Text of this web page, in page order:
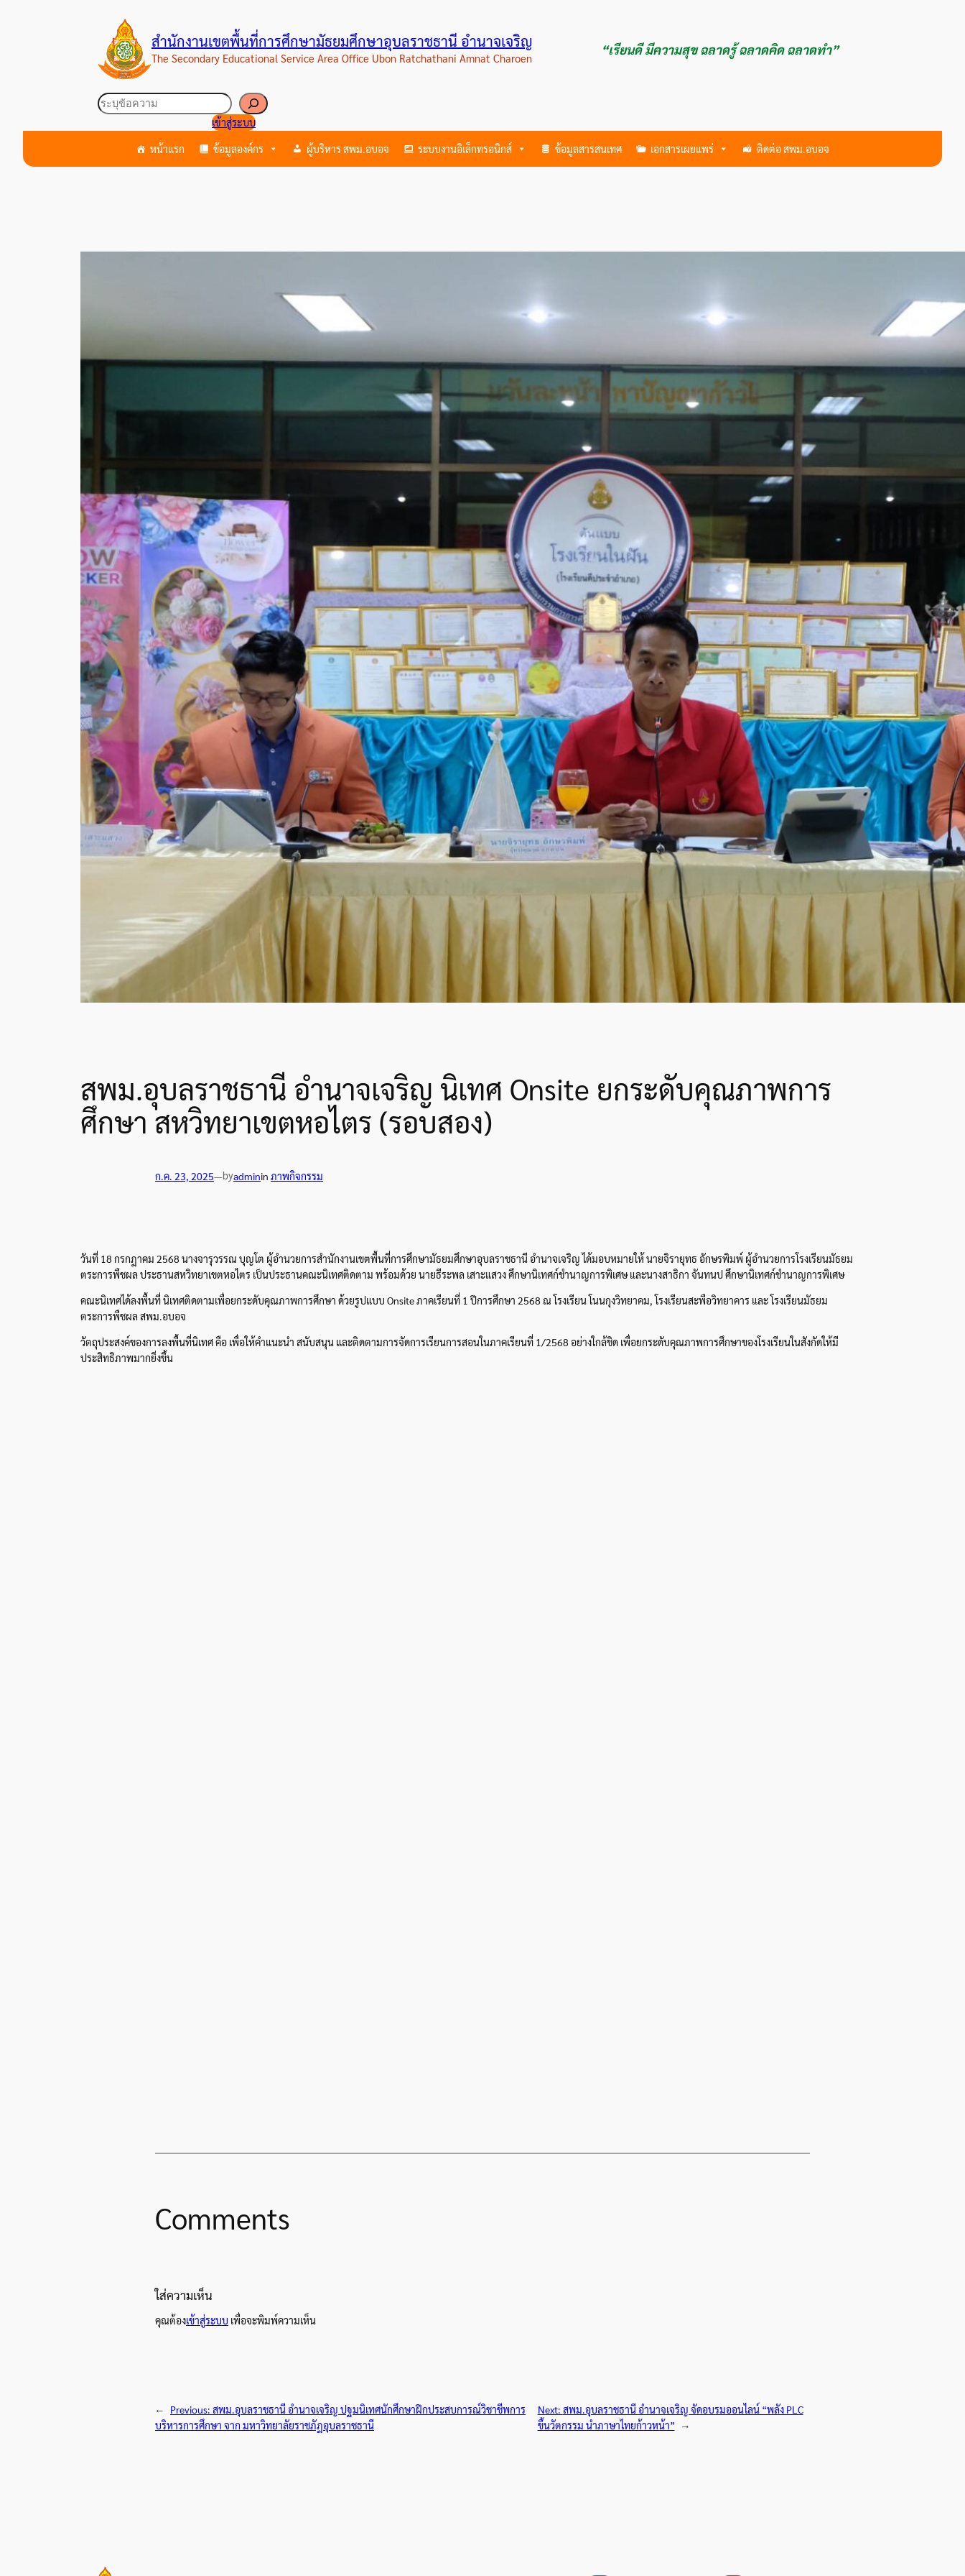
สำนักงานเขตพื้นที่การศึกษามัธยมศึกษาอุบลราชธานี อำนาจเจริญ
The Secondary Educational Service Area Office Ubon Ratchathani Amnat Charoen
“เรียนดี มีความสุข ฉลาดรู้ ฉลาดคิด ฉลาดทำ”
ค้นหา
เข้าสู่ระบบ
หน้าแรก ข้อมูลองค์กร ผู้บริหาร สพม.อบอจ ระบบงานอิเล็กทรอนิกส์ ข้อมูลสารสนเทศ เอกสารเผยแพร่ ติดต่อ สพม.อบอจ
สพม.อุบลราชธานี อำนาจเจริญ นิเทศ Onsite ยกระดับคุณภาพการ
ศึกษา สหวิทยาเขตหอไตร (รอบสอง)
ก.ค. 23, 2025—byadminin ภาพกิจกรรม
วันที่ 18 กรกฎาคม 2568 นางจารุวรรณ บุญโต ผู้อำนวยการสำนักงานเขตพื้นที่การศึกษามัธยมศึกษาอุบลราชธานี อำนาจเจริญ ได้มอบหมายให้ นายจิรายุทธ อักษรพิมพ์ ผู้อำนวยการโรงเรียนมัธยม
ตระการพืชผล ประธานสหวิทยาเขตหอไตร เป็นประธานคณะนิเทศติดตาม พร้อมด้วย นายธีระพล เสาะแสวง ศึกษานิเทศก์ชำนาญการพิเศษ และนางสาธิกา จันทนป ศึกษานิเทศก์ชำนาญการพิเศษ
คณะนิเทศได้ลงพื้นที่ นิเทศติดตามเพื่อยกระดับคุณภาพการศึกษา ด้วยรูปแบบ Onsite ภาคเรียนที่ 1 ปีการศึกษา 2568 ณ โรงเรียน โนนกุงวิทยาคม, โรงเรียนสะพือวิทยาคาร และ โรงเรียนมัธยม
ตระการพืชผล สพม.อบอจ
วัตถุประสงค์ของการลงพื้นที่นิเทศ คือ เพื่อให้คำแนะนำ สนับสนุน และติดตามการจัดการเรียนการสอนในภาคเรียนที่ 1/2568 อย่างใกล้ชิด เพื่อยกระดับคุณภาพการศึกษาของโรงเรียนในสังกัดให้มี
ประสิทธิภาพมากยิ่งขึ้น
Comments
ใส่ความเห็น
คุณต้องเข้าสู่ระบบ เพื่อจะพิมพ์ความเห็น
← Previous: สพม.อุบลราชธานี อำนาจเจริญ ปฐมนิเทศนักศึกษาฝึกประสบการณ์วิชาชีพการ
บริหารการศึกษา จาก มหาวิทยาลัยราชภัฏอุบลราชธานี
Next: สพม.อุบลราชธานี อำนาจเจริญ จัดอบรมออนไลน์ “พลัง PLC
ขึ้นวัตกรรม นำภาษาไทยก้าวหน้า”
→